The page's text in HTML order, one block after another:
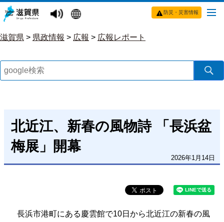
防災・災害情報
滋賀県 > 県政情報 > 広報 > 広報レポート
北近江、新春の風物詩 「長浜盆
梅展」開幕
2026年1月14日
長浜市港町にある慶雲館で10日から北近江の新春の風